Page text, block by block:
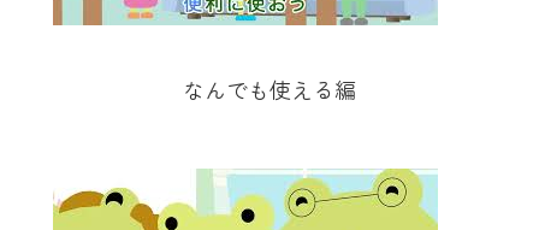
なんでも使える編